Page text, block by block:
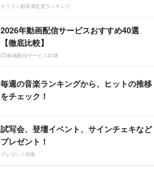
オリコン顧客満足度ランキング
2026年動画配信サービスおすすめ40選
【徹底比較】
CS動画配信サービス20選
毎週の音楽ランキングから、ヒットの推移
をチェック！
試写会、登壇イベント、サインチェキなど
プレゼント！
プレゼント特集